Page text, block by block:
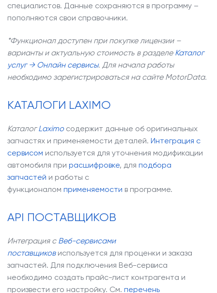
специалистов. Данные сохраняются в программу –
пополняются свои справочники.
*Функционал доступен при покупке лицензии –
варианты и актуальную стоимость в разделе Каталог
услуг → Онлайн сервисы. Для начала работы
необходимо зарегистрироваться на сайте MotorData.
КАТАЛОГИ LAXIMO
КаталогLaximoсодержит данные об оригинальных
запчастях и применяемости деталей. Интеграция с
сервисом используется для уточнения модификации
автомобиля при расшифровке, для подбора
запчастей и работы с
функционалом применяемости в программе.
API ПОСТАВЩИКОВ
Интеграция с Веб-сервисами
поставщиковиспользуется для проценки и заказа
запчастей. Для подключения Веб-сервиса
необходимо создать прайс-лист контрагента и
произвести его настройку. См. перечень